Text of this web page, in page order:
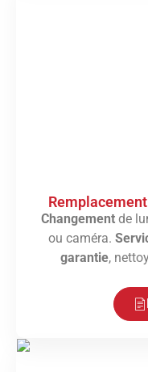
Changement de
ou caméra.
garantie,